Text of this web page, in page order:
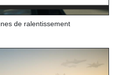
de ralentissement